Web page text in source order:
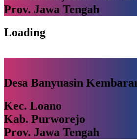
Prov. Jawa Tengah
Loading
Desa Banyuasin
Kec. Loano
Kab. Purworejo
Prov. Jawa Tengah